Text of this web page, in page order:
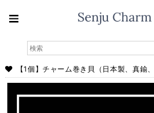
【1個】チャーム巻き貝（日本製、真鍮